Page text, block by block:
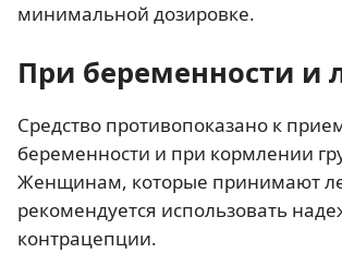
минимальной дозировке.
При беременности и
Средство противопоказано к
беременности и при кормлении
Женщинам, которые принимают
рекомендуется использовать
контрацепции.